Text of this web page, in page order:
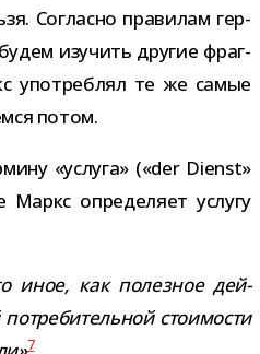
Согласно пра­ви­лам гер­
изу­чить дру­гие фраг­
упо­треб­лял те же самые
потом.
«услуга» («der Dienst»
опре­де­ляет услугу
иное, как полез­ное дей­
сто­и­мо­сти
7